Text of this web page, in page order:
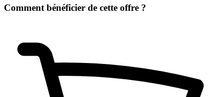
Comment bénéficier de cette offre ?